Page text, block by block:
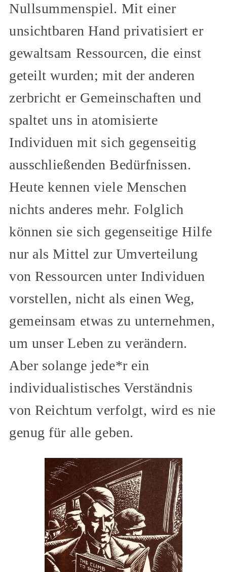
Nullsummenspiel. Mit einer
unsichtbaren Hand privatisiert er
gewaltsam Ressourcen, die einst
geteilt wurden; mit der anderen
zerbricht er Gemeinschaften und
spaltet uns in atomisierte
Individuen mit sich gegenseitig
ausschließenden Bedürfnissen.
Heute kennen viele Menschen
nichts anderes mehr. Folglich
können sie sich gegenseitige Hilfe
nur als Mittel zur Umverteilung
von Ressourcen unter Individuen
vorstellen, nicht als einen Weg,
gemeinsam etwas zu unternehmen,
um unser Leben zu verändern.
Aber solange jede*r ein
individualistisches Verständnis
von Reichtum verfolgt, wird es nie
genug für alle geben.